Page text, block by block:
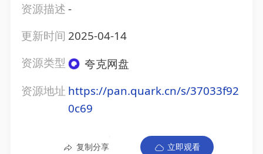
资源描述-
更新时间 2025-04-14
资源类型
夸克网盘
资源地址 https://pan.quark.cn/s/37033f92
0c69
复制分享 立即观看